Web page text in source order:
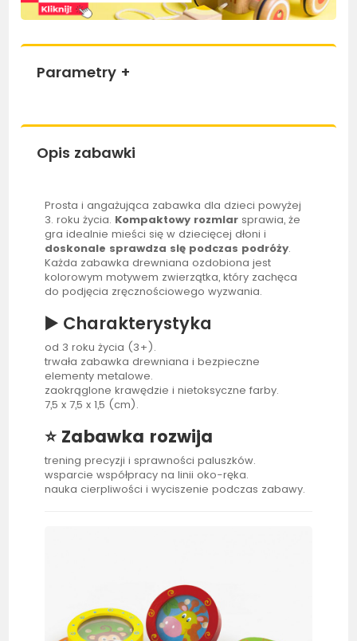
Parametry +
Opis zabawki
Prosta i angażująca zabawka dla dzieci powyżej
3. roku życia. Kompaktowy rozmiar sprawia, że
gra idealnie mieści się w dziecięcej dłoni i
doskonale sprawdza się podczas podróży.
Każda zabawka drewniana ozdobiona jest
kolorowym motywem zwierzątka, który zachęca
do podjęcia zręcznościowego wyzwania.
▶️ Charakterystyka
od 3 roku życia (3+).
trwała zabawka drewniana i bezpieczne
elementy metalowe.
zaokrąglone krawędzie i nietoksyczne farby.
7,5 x 7,5 x 1,5 (cm).
⭐ Zabawka rozwija
trening precyzji i sprawności paluszków.
wsparcie współpracy na linii oko-ręka.
nauka cierpliwości i wyciszenie podczas zabawy.